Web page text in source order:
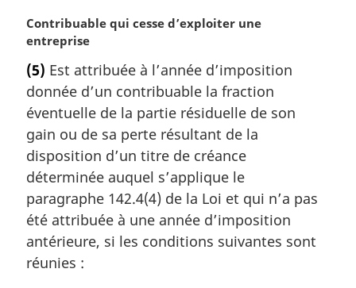
N
o
e
m
a
r
g
i
n
a
l
:
Contribuable qui cesse d’exploiter une
entreprise
(5) Est attribuée à l’année d’imposition
donnée d’un contribuable la fraction
éventuelle de la partie résiduelle de son
gain ou de sa perte résultant de la
disposition d’un titre de créance
déterminée auquel s’applique le
paragraphe 142.4(4) de la Loi et qui n’a pas
été attribuée à une année d’imposition
antérieure, si les conditions suivantes sont
réunies :